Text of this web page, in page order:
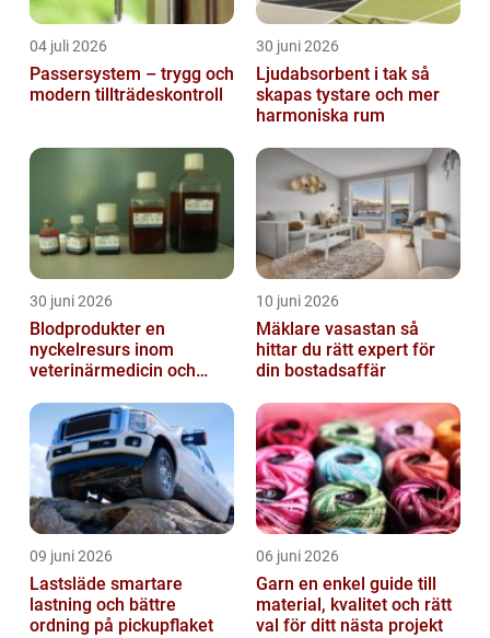
04 juli 2026
Passersystem – trygg och
modern tillträdeskontroll
30 juni 2026
Ljudabsorbent i tak så
skapas tystare och mer
harmoniska rum
30 juni 2026
Blodprodukter en
nyckelresurs inom
veterinärmedicin och
10 juni 2026
Mäklare vasastan så
hittar du rätt expert för
din bostadsaffär
09 juni 2026
Lastsläde smartare
lastning och bättre
ordning på pickupflaket
06 juni 2026
Garn en enkel guide till
material, kvalitet och rätt
val för ditt nästa projekt